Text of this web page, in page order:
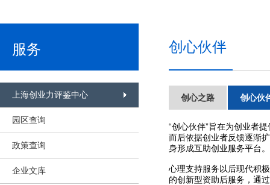
服务
上海创业力评鉴中心
园区查询
政策查询
企业文库
创心伙伴
创心之路 创心伙
“创心伙伴”旨在为创业者
而后依据创业者反馈逐渐
身形成互助创业服务平台。
心理支持服务以后现代积
的创新型资助后服务，通